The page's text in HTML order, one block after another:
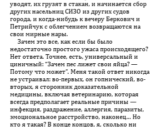
уводят, их грузят в стакан, и начинается сбор
других насельниц СИЗО из других судов
города, и когда-нибудь к вечеру Беркович и
Петрийчук с облегчением возвращаются на
свои мирные нары.
Зачем это все, как если бы было
недостаточно простого ужаса происходящего?
Нет ответа. Точнее, есть, универсальный и
циничный: “Зачем пес лижет свои яйца? —
Потому что может”. Меня такой ответ никогда
не устраивал: во-первых, он гопнический, во-
вторых, я сторонник доказательной
медицины, включая ветеринарию, которая
всегда предполагает реальные причины —
инфекция, раздражение, аллергия, паразиты,
эмоциональное расстройство, наконец… Но
кто я такая? В конце концов, я, сколько ни